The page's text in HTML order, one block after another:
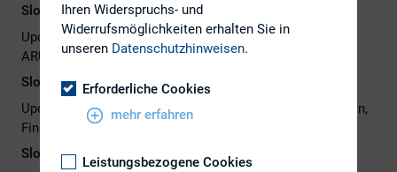
Slot 1 (Beginn 13:00 Uhr, Dauer bis ca. 14:15 Uhr):
Update Hauptversammlung, Abstimmungsrichtlinien und
ARUG/SRD II
Slot 2 (Beginn 14:45 Uhr, Dauer bis ca. 16:00 Uhr):
Update Kapitalmarktrecht, Verwaltungspraxis ESMA/BaFin,
Financial Reporting, Wirtschaftsprüfer-Praxis
Slot 3 (Beginn 16:30 Uhr, Dauer bis ca. 17:45 Uhr):
Ihren Widerspruchs- und
Widerrufsmöglichkeiten erhalten Sie in
unseren Datenschutzhinweisen.
Erforderliche Cookies
mehr erfahren
Leistungsbezogene Cookies